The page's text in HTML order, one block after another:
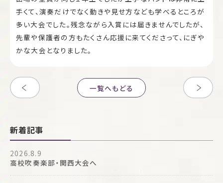
手くて、演奏だけでなく動きや見せ方なども学べるところが
多い大会でした。残念ながら入賞には届きませんでしたが、
先輩や保護者の方もたくさん応援に来てくださって、にぎや
かな大会となりました。
一覧へもどる
新着記事
2026.8.9
高校吹奏楽部・関西大会へ